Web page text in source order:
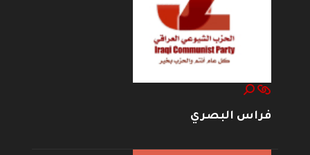
فراس البصري